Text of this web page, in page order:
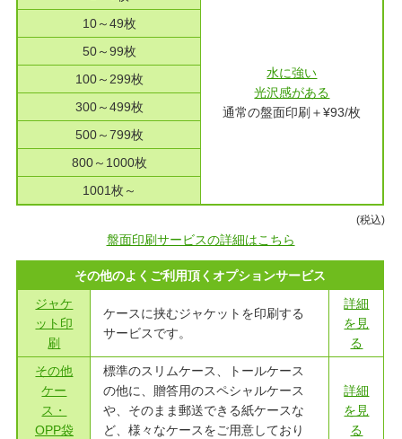
水に強い
光沢感がある
通常の盤面印刷＋¥93/枚
10～49枚
50～99枚
100～299枚
300～499枚
500～799枚
800～1000枚
1001枚～
(税込)
盤面印刷サービスの詳細はこちら
その他のよくご利用頂くオプションサービス
ジャケ
ット印
刷
ケースに挟むジャケットを印刷する
サービスです。
詳細
を見
る
その他
ケー
ス・
OPP袋
標準のスリムケース、トールケース
の他に、贈答用のスペシャルケース
や、そのまま郵送できる紙ケースな
ど、様々なケースをご用意しており
詳細
を見
る